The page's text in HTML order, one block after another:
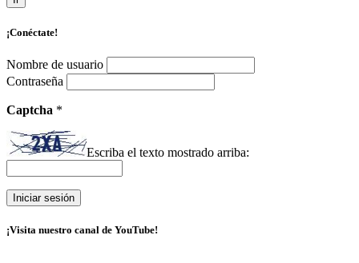
¡Conéctate!
Nombre de usuario
Contraseña
Captcha *
Escriba el texto mostrado arriba:
¡Visita nuestro canal de YouTube!